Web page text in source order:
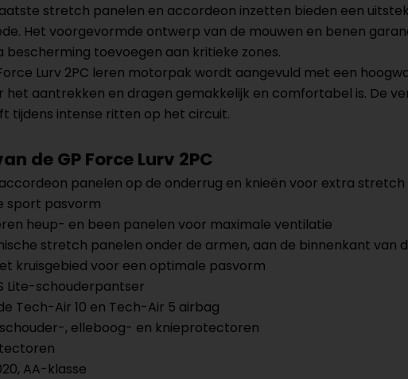
stretch panelen en accordeon inzetten bieden een
Het voorgevormde ontwerp van de mouwen en benen
bescherming toevoegen aan kritieke zones.
Lurv 2PC leren motorpak wordt aangevuld met een
het aantrekken en dragen gemakkelijk en comfortabel is. De
tijdens intense ritten op het circuit.
de GP Force Lurv 2PC
panelen op de onderrug en knieën voor extra stretch
sport pasvorm
heup- en been panelen voor maximale ventilatie
stretch panelen onder de armen, aan de binnenkant van
kruisgebied voor een optimale pasvorm
Lite-schouderpantser
Tech-Air 10 en Tech-Air 5 airbag
schouder-, elleboog- en knieprotectoren
AA-klasse